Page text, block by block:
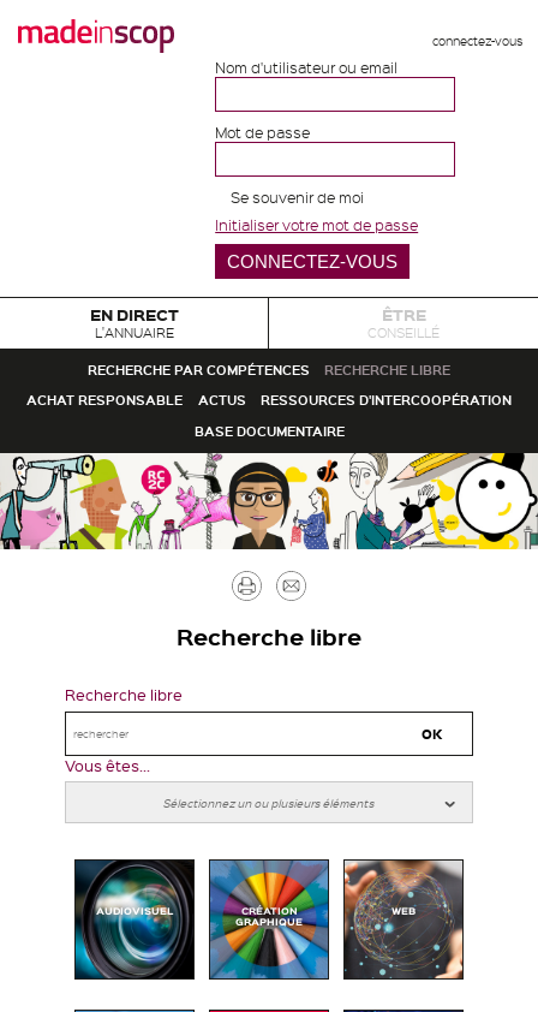
connectez-vous
Nom d'utilisateur ou email
Mot de passe
Se souvenir de moi
Initialiser votre mot de passe
EN DIRECT
L'ANNUAIRE
ÊTRE
CONSEILLÉ
RECHERCHE PAR COMPÉTENCES
RECHERCHE LIBRE
ACHAT RESPONSABLE
ACTUS
RESSOURCES D'INTERCOOPÉRATION
BASE DOCUMENTAIRE
Imprimer
Recherche libre
Recherche libre
Vous êtes...
AUDIOVISUEL CRÉATION
GRAPHIQUE
WEB